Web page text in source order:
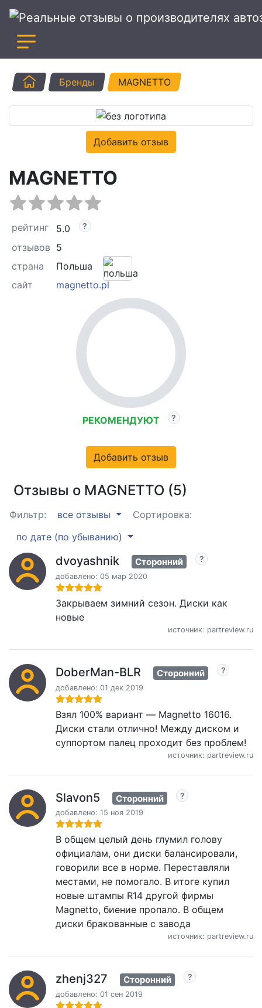
ГлавнаяБренды MAGNETTO
Добавить отзыв
MAGNETTO
рейтинг
5.0
отзывов 5
страна
Польша
сайт
magnetto.pl
РЕКОМЕНДУЮТ
Добавить отзыв
Отзывы о MAGNETTO (5)
Фильтр: все отзывы
Сортировка:
по дате (по убыванию)
dvoyashnik Сторонний
добавлено: 05 мар 2020
Закрываем зимний сезон. Диски как
новые
источник: partreview.ru
DoberMan-BLR Сторонний
добавлено: 01 дек 2019
Взял 100% вариант — Magnetto 16016.
Диски стали отлично! Между диском и
суппортом палец проходит без проблем!
источник: partreview.ru
Slavon5 Сторонний
добавлено: 15 ноя 2019
В общем целый день глумил голову
официалам, они диски балансировали,
говорили все в норме. Переставляли
местами, не помогало. В итоге купил
новые штампы R14 другой фирмы
Magnetto, биение пропало. В общем
диски бракованные с завода
источник: partreview.ru
zhenj327 Сторонний
добавлено: 01 сен 2019